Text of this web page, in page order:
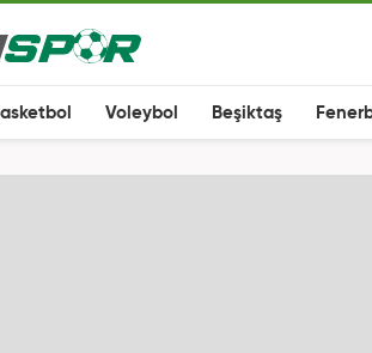
Voleybol Beşiktaş